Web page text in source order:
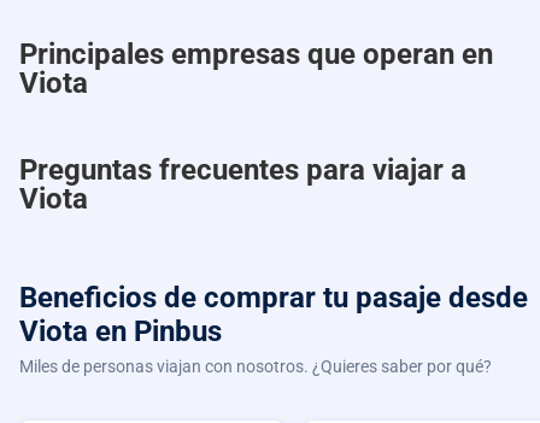
Principales empresas que operan en
Viota
Preguntas frecuentes para viajar a
Viota
Beneficios de comprar tu pasaje desde
Viota en Pinbus
Miles de personas viajan con nosotros. ¿Quieres saber por qué?